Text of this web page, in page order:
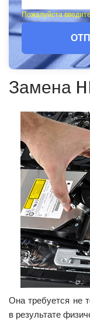
Пожалуйста
Замена
Она требуется не
в результате